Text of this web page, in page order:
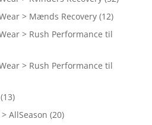
> Mænds Recovery (12)
> Rush Performance til
> Rush Performance til
(13)
AllSeason (20)